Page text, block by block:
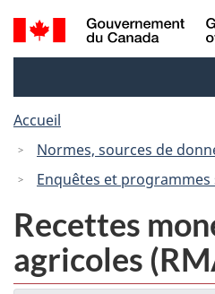
à
Recherche
et
Accueil
Normes, sources de
Enquêtes et
Recettes
agricoles